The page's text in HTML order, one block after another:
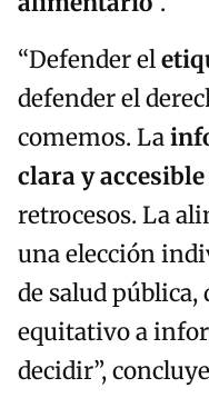
“Defender el
defender el
comemos. La
clara y accesible
retrocesos. La
una elección
de salud pública,
equitativo a
decidir”,